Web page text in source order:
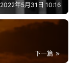
2022年5月31日 10:16
下一篇